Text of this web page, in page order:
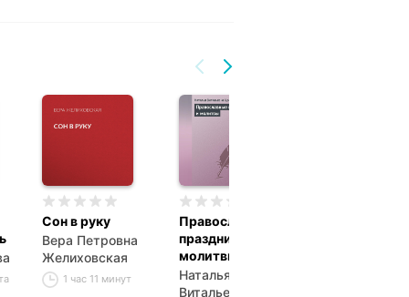
Сон в руку
Вера Петровна
Желиховская
1 час 11 минут
Православные
праздники и
молитвы
Наталья
Витальевна